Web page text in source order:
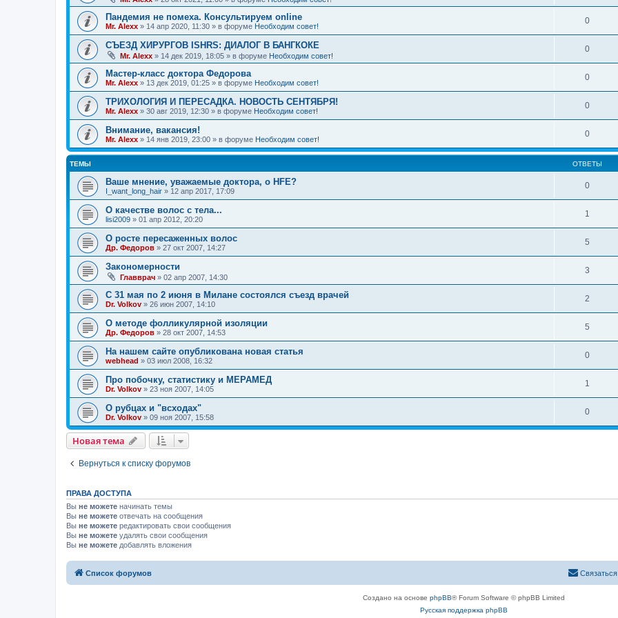
Пандемия не помеха. Консультируем online
Mr. Alexx » 14 апр 2020, 11:30 » в форуме Необходим совет!
0
СЪЕЗД ХИРУРГОВ ISHRS: ДИАЛОГ В БАНГКОКЕ
Mr. Alexx » 14 дек 2019, 18:05 » в форуме Необходим совет!
0
Мастер-класс доктора Федорова
Mr. Alexx » 13 дек 2019, 01:25 » в форуме Необходим совет!
0
ТРИХОЛОГИЯ И ПЕРЕСАДКА. НОВОСТЬ СЕНТЯБРЯ!
Mr. Alexx » 30 авг 2019, 12:30 » в форуме Необходим совет!
0
Внимание, вакансия!
Mr. Alexx » 14 янв 2019, 23:00 » в форуме Необходим совет!
0
ТЕМЫ ОТВЕТЫ
Ваше мнение, уважаемые доктора, о HFE?
I_want_long_hair » 12 апр 2017, 17:09
0
О качестве волос с тела...
lisi2009 » 01 апр 2012, 20:20
1
О росте пересаженных волос
Др. Федоров » 27 окт 2007, 14:27
5
Закономерности
Главврач » 02 апр 2007, 14:30
3
С 31 мая по 2 июня в Милане состоялся съезд врачей
Dr. Volkov » 26 июн 2007, 14:10
2
О методе фолликулярной изоляции
Др. Федоров » 28 окт 2007, 14:53
5
На нашем сайте опубликована новая статья
webhead » 03 июл 2008, 16:32
0
Про побочку, статистику и МЕРАМЕД
Dr. Volkov » 23 ноя 2007, 14:05
1
О рубцах и "всходах"
Dr. Volkov » 09 ноя 2007, 15:58
0
Новая тема
Вернуться к списку форумов
ПРАВА ДОСТУПА
Вы не можете начинать темы
Вы не можете отвечать на сообщения
Вы не можете редактировать свои сообщения
Вы не можете удалять свои сообщения
Вы не можете добавлять вложения
Список форумов
Создано на основе phpBB® Forum Software © phpBB Limited
Русская поддержка phpBB